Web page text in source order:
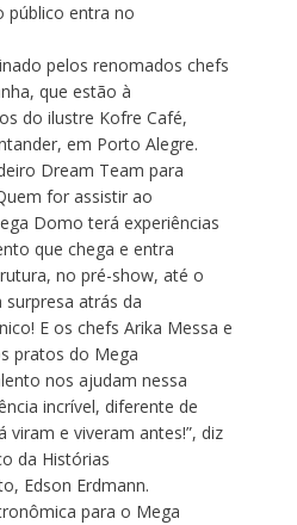
público entra no
pelos renomados chefs
que estão à
do ilustre Kofre Café,
em Porto Alegre.
Dream Team para
for assistir ao
Domo terá experiências
que chega e entra
no pré-show, até o
atrás da
E os chefs Arika Messa e
pratos do Mega
nos ajudam nessa
incrível, diferente de
viram e viveram antes!”, diz
da Histórias
Edson Erdmann.
para o Mega